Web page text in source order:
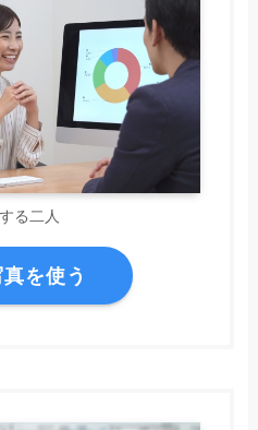
る二人
を使う